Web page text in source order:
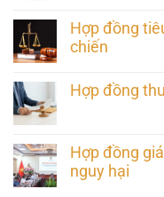
Hợp đồng
chiến
Hợp đồng
Hợp đồng
nguy hại